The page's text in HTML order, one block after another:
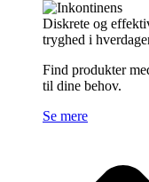
Diskrete og
tryghed i
Find produkter
til dine behov.
Se mere